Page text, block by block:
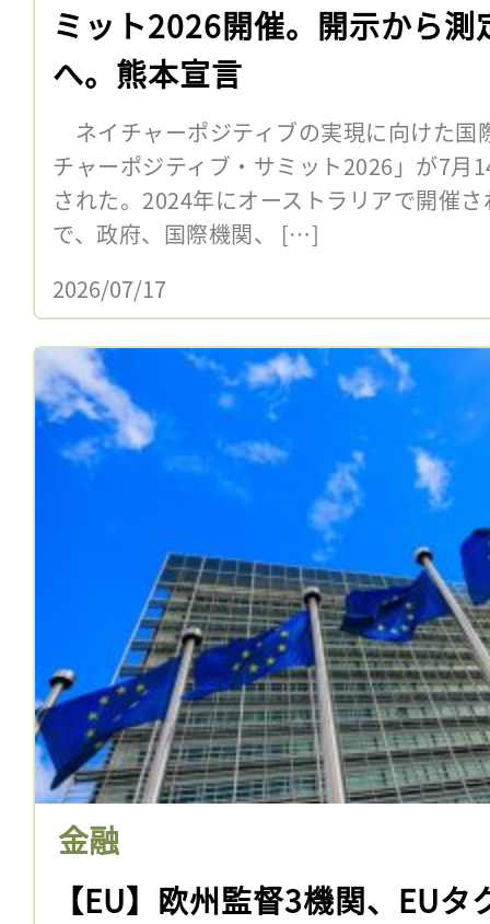
ミット2026開催。開示から測
へ。熊本宣言
ネイチャーポジティブの実現に向けた国
チャーポジティブ・サミット2026」が7月
された。2024年にオーストラリアで開催
で、政府、国際機関、 […]
2026/07/17
金融
【EU】欧州監督3機関、EU